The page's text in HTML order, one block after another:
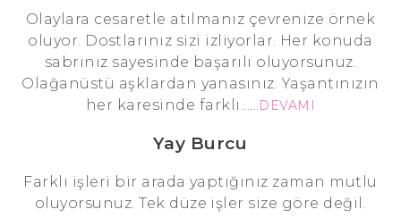
Olaylara cesaretle atılmanız çevrenize örnek
oluyor. Dostlarınız sizi izliyorlar. Her konuda
sabrınız sayesinde başarılı oluyorsunuz.
Olağanüstü aşklardan yanasınız. Yaşantınızın
her karesinde farklı......DEVAMI
Yay Burcu
Farklı işleri bir arada yaptığınız zaman mutlu
oluyorsunuz. Tek düze işler size göre değil.